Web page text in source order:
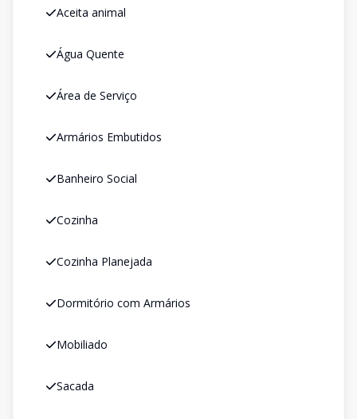
Aceita animal
Água Quente
Área de Serviço
Armários Embutidos
Banheiro Social
Cozinha
Cozinha Planejada
Dormitório com Armários
Mobiliado
Sacada